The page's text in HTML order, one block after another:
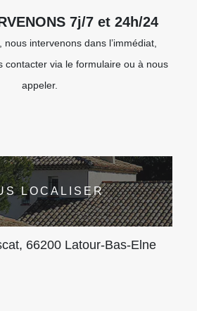
7j/7 et 24h/24
nous intervenons dans l’immédiat,
contacter via le formulaire ou à nous
appeler.
LOCALISER
66200 Latour-Bas-Elne